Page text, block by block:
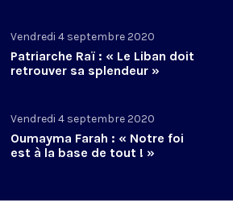
Vendredi 4 septembre 2020
Patriarche Raï : « Le Liban doit
retrouver sa splendeur »
Vendredi 4 septembre 2020
Oumayma Farah : « Notre foi
est à la base de tout ! »